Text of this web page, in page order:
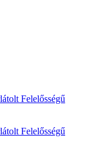
Felelősségű
Felelősségű